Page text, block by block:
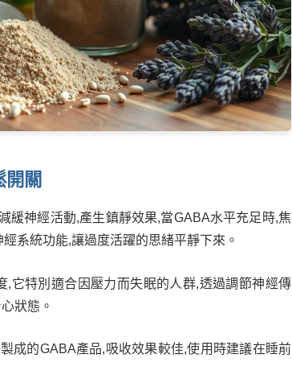
關
緩神經活動,產生鎮靜效果,當GABA水平充足時,焦
系統功能,讓過度活躍的思緒平靜下來。
它特別適合因壓力而失眠的人群,透過調節神經傳
狀態。
成的GABA產品,吸收效果較佳,使用時建議在睡前